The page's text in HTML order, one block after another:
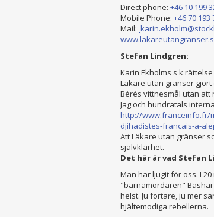
Direct phone: +46 10 199
Mobile Phone: +46 70 193
Mail:
Stefan Lindgren:
Karin Ekholms s k
Läkare utan gränser
Bérès vittnesmål utan att
Jag och hundratals
http://www.franceinfo.fr/
djihadistes-francais-a-
Att Läkare utan gränser
självklarhet.
Det här är vad Stefan
Man har ljugit för oss. I
"barnamördaren"
helst. Ju fortare, ju mer
hjältemodiga rebellerna.